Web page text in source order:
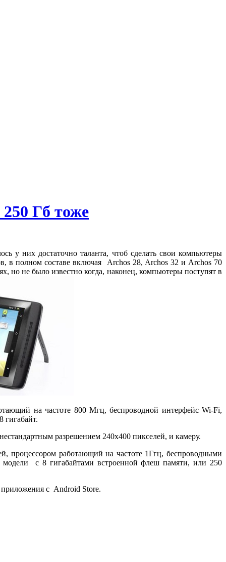
Гб тоже
у них достаточно таланта, чтоб сделать свои компьютеры
полном составе включая Archos 28, Archos 32 и Archos 70
но не было известно когда, наконец, компьютеры поступят в
на частоте 800 Мгц, беспроводной интерфейс Wi-Fi,
гигабайт.
разрешением 240х400 пикселей, и камеру.
процессором работающий на частоте 1Ггц, беспроводными
с 8 гигабайтами встроенной флеш памяти, или 250
с Android Store.